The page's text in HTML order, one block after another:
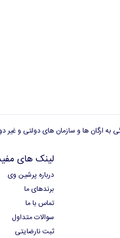
لینک های
درباره پرشین وی
برندهای ما
تماس با ما
سوالات متداول
ثبت نارضایتی